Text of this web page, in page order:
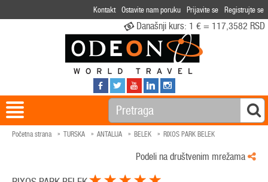
Kontakt Ostavite nam poruku Prijavite se Registrujte se
Današnji kurs: 1 € = 117,3582 RSD
Početna strana TURSKA ANTALIJA BELEK RIXOS PARK BELEK
Podeli na društvenim mrežama